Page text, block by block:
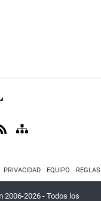
PRIVACIDAD EQUIPO
2006-2026 - Todos los